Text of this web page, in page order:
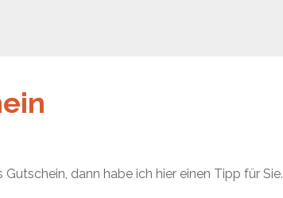
dann habe ich hier einen Tipp für Sie.